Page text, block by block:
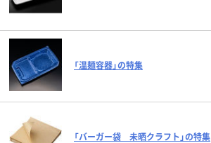
「温麺容器」の特集
「バーガー袋 未晒クラフト」の特集